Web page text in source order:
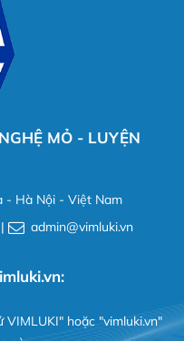
MỎ - LUYỆN
- Hà Nội - Việt Nam
admin@vimluki.vn
hoặc "vimluki.vn"